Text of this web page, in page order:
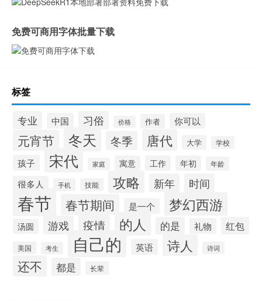
免费可商用字体批量下载
标签
专业 中国 习俗 价格 作者 你可以
元宵节 冬天 冬季 唐代 大学 学校
孩子 宋代 家庭 寓意 工作 年初 年龄
很多人 手机 技能 攻略 新年 时间
春节 春节期间 是一个 梦幻西游
汤圆 游戏 疫情 的人 的是 礼物 红包
美国 考生 自己的 英语 诗人 诗词
还不 都是 长辈